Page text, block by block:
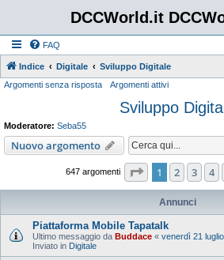
DCCWorld.it
FAQ
Indice Digitale Sviluppo Digitale
Argomenti senza risposta Argomenti attivi
Sviluppo
Moderatore: Seba55
Nuovo argomento
647 argomenti Pagina di 13
1 2 3 4
Annunci
Piattaforma Mobile Tapatalk
Ultimo messaggio da Buddace « venerdì 21
Inviato in Digitale